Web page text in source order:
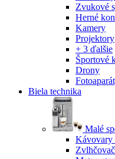
Zvukové
Herné
Kamery
Projektory
+ 3 ďalšie
Športové
Drony
Biela technika
Malé
Kávovary